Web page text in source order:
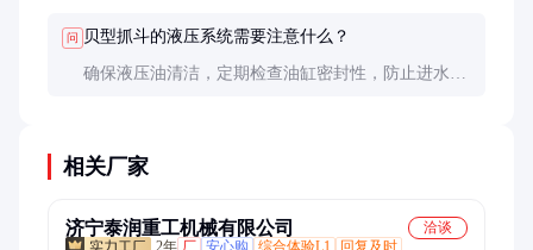
问 贝型抓斗的液压系统需要注意什么？
确保液压油清洁，定期检查油缸密封性，防止进水导
相关厂家
济宁泰润重工机械有限公司
洽谈
2年 厂 安心购 综合体验L1
回复及时